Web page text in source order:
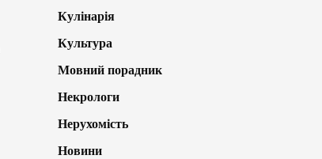
Кулінарія
Культура
Мовний порадник
Некрологи
Нерухомість
Новини